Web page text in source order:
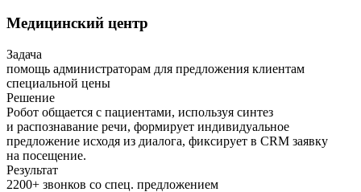
Медицинский центр
Задача
помощь администраторам для пред­ло­жения клиентам
специальной цены
Решение
Робот общается с пациентами, используя синтез
и распознавание речи, формирует индивидуальное
предложение исходя из диалога, фиксирует в CRM заявку
на посещение.
Результат
2200+ звонков со спец. предложением